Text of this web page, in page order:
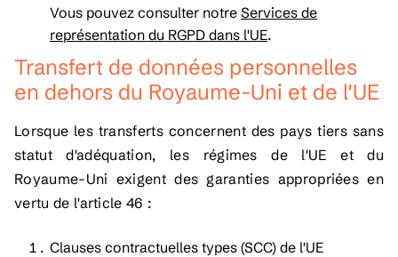
Vous pouvez consulter notre Services de
représentation du RGPD dans l'UE.
Transfert de données personnelles
en dehors du Royaume-Uni et de l'UE
Lorsque les transferts concernent des pays tiers sans
statut d'adéquation, les régimes de l'UE et du
Royaume-Uni exigent des garanties appropriées en
vertu de l'article 46 :
Clauses contractuelles types (SCC) de l'UE